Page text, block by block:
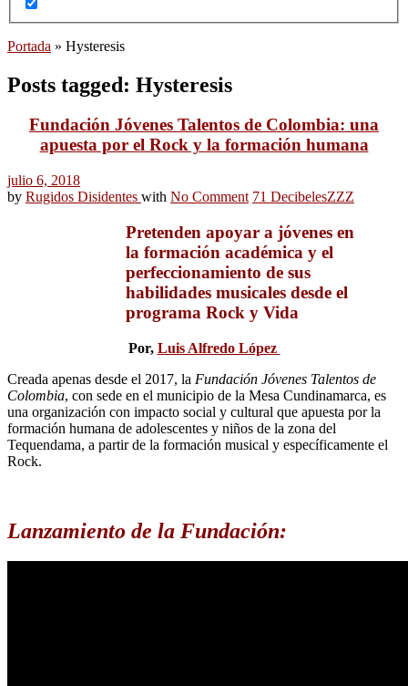
Portada » Hysteresis
Posts tagged: Hysteresis
Fundación Jóvenes Talentos de Colombia: una
apuesta por el Rock y la formación humana
julio 6, 2018
by Rugidos Disidentes with No Comment 71 DecibelesZZZ
Pretenden apoyar a jóvenes en
la formación académica y el
perfeccionamiento de sus
habilidades musicales desde el
programa Rock y Vida
Por, Luis Alfredo López
Creada apenas desde el 2017, la Fundación Jóvenes Talentos de
Colombia, con sede en el municipio de la Mesa Cundinamarca, es
una organización con impacto social y cultural que apuesta por la
formación humana de adolescentes y niños de la zona del
Tequendama, a partir de la formación musical y específicamente el
Rock.
Lanzamiento de la Fundación: